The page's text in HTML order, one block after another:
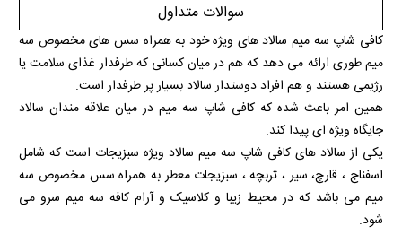
سوالات متداول
کافی شاپ سه میم سالاد های ویژه خود به همراه سس های مخصوص سه
میم طوری ارائه می دهد که هم در میان کسانی که طرفدار غذای سلامت یا
رژیمی هستند و هم افراد دوستدار سالاد بسیار پر طرفدار است.
همین امر باعث شده که کافی شاپ سه میم در میان علاقه مندان سالاد
جایگاه ویژه ای پیدا کند.
یکی از سالاد های کافی شاپ سه میم سالاد ویژه سبزیجات است که شامل
اسفناج ، قارچ، سیر ، تربچه ، سبزیجات معطر به همراه سس مخصوص سه
میم می باشد که در محیط زیبا و کلاسیک و آرام کافه سه میم سرو می
شود.